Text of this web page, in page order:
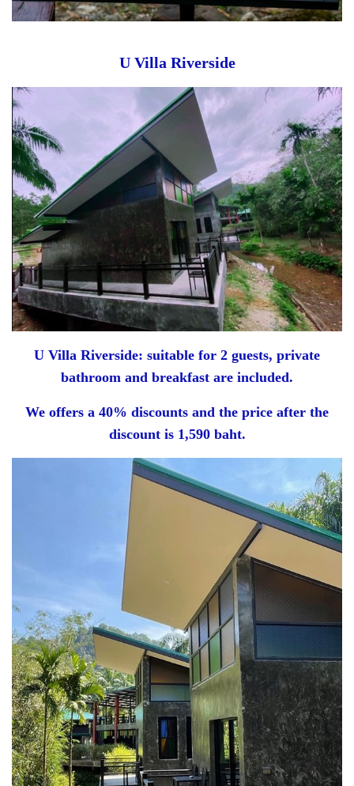
U Villa Riverside
U Villa Riverside: suitable for 2 guests, private
bathroom and breakfast are included.
We offers a 40% discounts and the price after the
discount is 1,590 baht.